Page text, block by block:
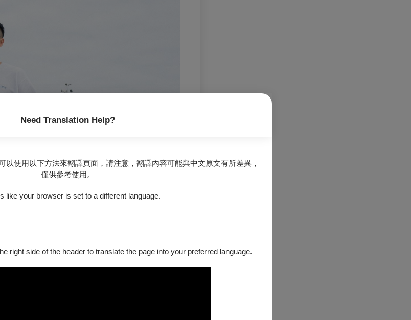
Need Translation Help?
以使用以下方法來翻譯頁面，請注意，翻譯內容可能與中文原文有所差異，
僅供參考使用。
like your browser is set to a different language.
right side of the header to translate the page into your preferred language.
休。例如自2016年開始，由他發展出來的《地
紀錄。又例如當初他為了離開家鄉的舒適圈，
範疇試試看。他說：「我是學表演出身的，音
到任何挑戰，他都敢於嘗試。